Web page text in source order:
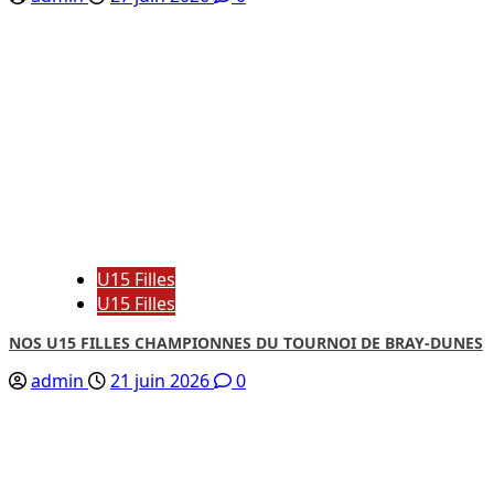
U15 Filles
U15 Filles
NOS U15 FILLES CHAMPIONNES DU TOURNOI DE BRAY-DUNES
admin 21 juin 2026 0